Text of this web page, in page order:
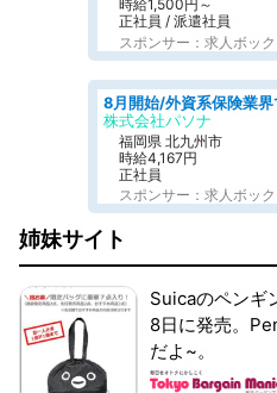
時給1,500円～
正社員 / 派遣社員
スポンサー：求人ボック
株式会社パソナ
福岡県 北九州市
時給4,167円
正社員
スポンサー：求人ボッ
姉妹サイト
Suicaのペンギ
8日に発売。
だよ~。